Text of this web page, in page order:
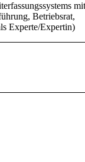
Betriebsrat,
Experte/Expertin)